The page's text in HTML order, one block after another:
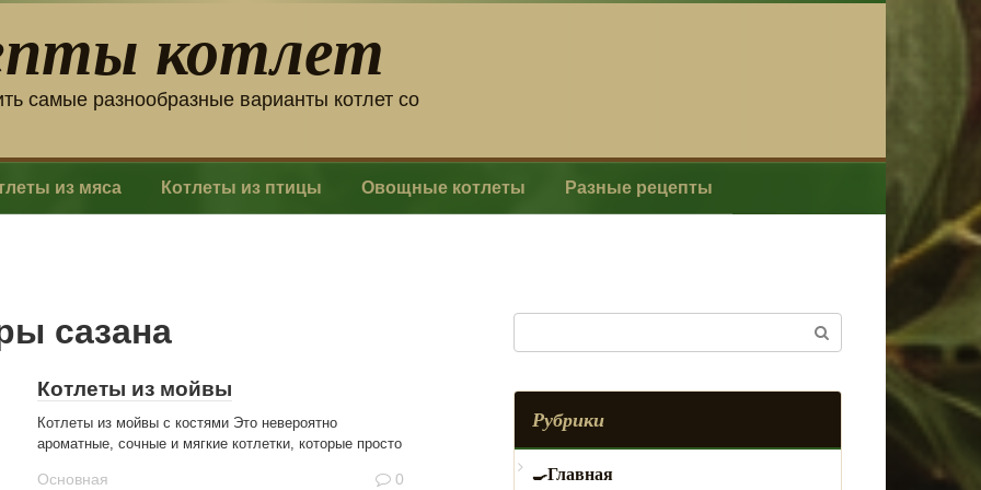
котлет
самые разнообразные варианты котлет со
из мяса Котлеты из птицы Овощные котлеты Разные рецепты
сазана
Котлеты из мойвы
Котлеты из мойвы с костями Это невероятно
ароматные, сочные и мягкие котлетки, которые просто
Основная 0
Рубрики
Главная